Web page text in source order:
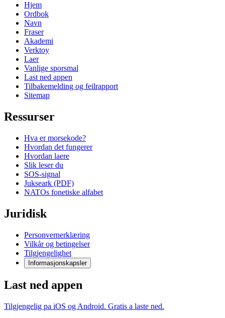
Hjem
Ordbok
Navn
Fraser
Akademi
Verktoy
Laer
Vanlige sporsmal
Last ned appen
Tilbakemelding og feilrapport
Sitemap
Ressurser
Hva er morsekode?
Hvordan det fungerer
Hvordan laere
Slik leser du
SOS-signal
Jukseark (PDF)
NATOs fonetiske alfabet
Juridisk
Personvernerklæring
Vilkår og betingelser
Tilgjengelighet
Informasjonskapsler
Last ned appen
Tilgjengelig pa iOS og Android. Gratis a laste ned.